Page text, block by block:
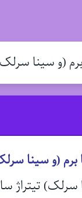
(و سینا
(و سینا
سرلک) تیتراژ